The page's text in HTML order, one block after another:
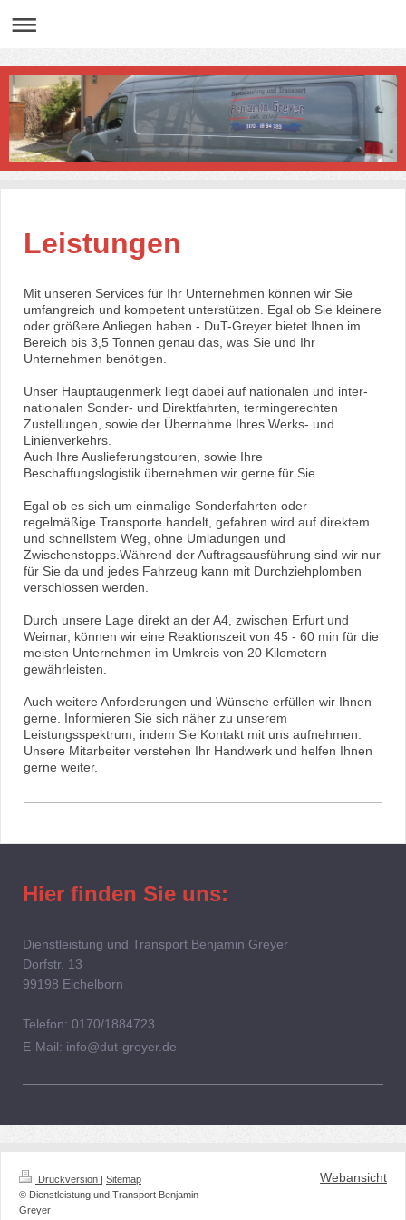
Leistungen
Mit unseren Services für Ihr Unternehmen können wir Sie
umfangreich und kompetent unterstützen. Egal ob Sie kleinere
oder größere Anliegen haben - DuT-Greyer bietet Ihnen im
Bereich bis 3,5 Tonnen genau das, was Sie und Ihr
Unternehmen benötigen.
Unser Hauptaugenmerk liegt dabei auf nationalen und inter-
nationalen Sonder- und Direktfahrten, termingerechten
Zustellungen, sowie der Übernahme Ihres Werks- und
Linienverkehrs.
Auch Ihre Auslieferungstouren, sowie Ihre
Beschaffungslogistik übernehmen wir gerne für Sie.
Egal ob es sich um einmalige Sonderfahrten oder
regelmäßige Transporte handelt, gefahren wird auf direktem
und schnellstem Weg, ohne Umladungen und
Zwischenstopps.Während der Auftragsausführung sind wir nur
für Sie da und jedes Fahrzeug kann mit Durchziehplomben
verschlossen werden.
Durch unsere Lage direkt an der A4, zwischen Erfurt und
Weimar, können wir eine Reaktionszeit von 45 - 60 min für die
meisten Unternehmen im Umkreis von 20 Kilometern
gewährleisten.
Auch weitere Anforderungen und Wünsche erfüllen wir Ihnen
gerne. Informieren Sie sich näher zu unserem
Leistungsspektrum, indem Sie Kontakt mit uns aufnehmen.
Unsere Mitarbeiter verstehen Ihr Handwerk und helfen Ihnen
gerne weiter.
Hier finden Sie uns:
Dienstleistung und Transport Benjamin Greyer
Dorfstr. 13
99198 Eichelborn
Telefon: 0170/1884723
E-Mail: info@dut-greyer.de
Druckversion | Sitemap
© Dienstleistung und Transport Benjamin
Greyer
Webansicht